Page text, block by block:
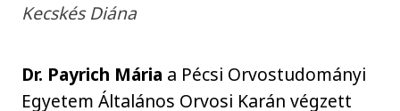
Kecskés Diána
Dr. Payrich Mária a Pécsi Orvostudományi
Egyetem Általános Orvosi Karán végzett